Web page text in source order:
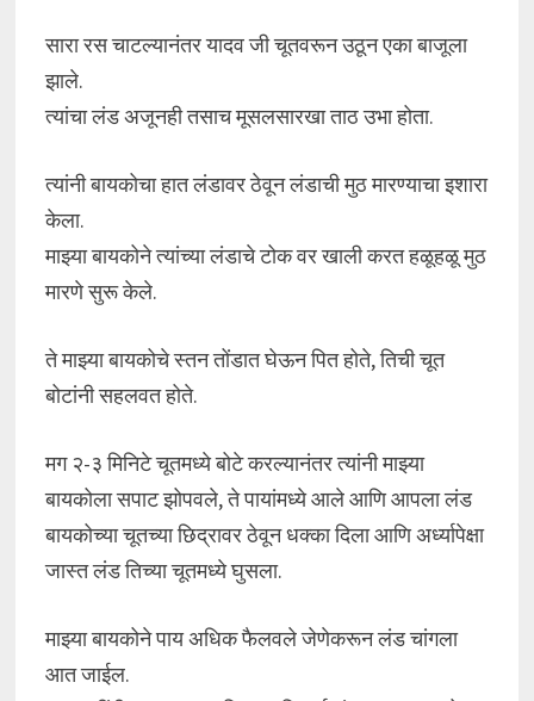
सारा रस चाटल्यानंतर यादव जी चूतवरून उठून एका बाजूला
झाले.
त्यांचा लंड अजूनही तसाच मूसलसारखा ताठ उभा होता.
त्यांनी बायकोचा हात लंडावर ठेवून लंडाची मुठ मारण्याचा इशारा
केला.
माझ्या बायकोने त्यांच्या लंडाचे टोक वर खाली करत हळूहळू मुठ
मारणे सुरू केले.
ते माझ्या बायकोचे स्तन तोंडात घेऊन पित होते, तिची चूत
बोटांनी सहलवत होते.
मग २-३ मिनिटे चूतमध्ये बोटे करल्यानंतर त्यांनी माझ्या
बायकोला सपाट झोपवले, ते पायांमध्ये आले आणि आपला लंड
बायकोच्या चूतच्या छिद्रावर ठेवून धक्का दिला आणि अर्ध्यापेक्षा
जास्त लंड तिच्या चूतमध्ये घुसला.
माझ्या बायकोने पाय अधिक फैलवले जेणेकरून लंड चांगला
आत जाईल.